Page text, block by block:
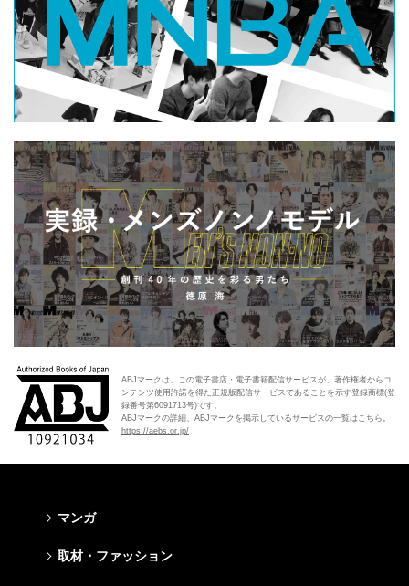
ABJマークは、この電子書店・電子書籍配信サービスが、著作権者からコ
ンテンツ使用許諾を得た正規版配信サービスであることを示す登録商標(登
録番号第6091713号)です。
ABJマークの詳細、ABJマークを掲示しているサービスの一覧はこちら。
https://aebs.or.jp/
マンガ
取材・ファッション